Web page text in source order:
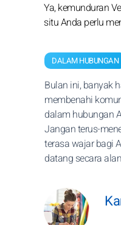
Ya, kemunduran
situ Anda perlu
DALAM HUBUNGAN
Bulan ini, banyak
membenahi
dalam hubungan
Jangan terus-
terasa wajar bagi
datang secara